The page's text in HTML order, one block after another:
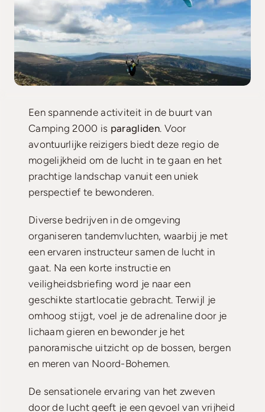
Een spannende activiteit in de buurt van
Camping 2000 is paragliden. Voor
avontuurlijke reizigers biedt deze regio de
mogelijkheid om de lucht in te gaan en het
prachtige landschap vanuit een uniek
perspectief te bewonderen.
Diverse bedrijven in de omgeving
organiseren tandemvluchten, waarbij je met
een ervaren instructeur samen de lucht in
gaat. Na een korte instructie en
veiligheidsbriefing word je naar een
geschikte startlocatie gebracht. Terwijl je
omhoog stijgt, voel je de adrenaline door je
lichaam gieren en bewonder je het
panoramische uitzicht op de bossen, bergen
en meren van Noord-Bohemen.
De sensationele ervaring van het zweven
door de lucht geeft je een gevoel van vrijheid